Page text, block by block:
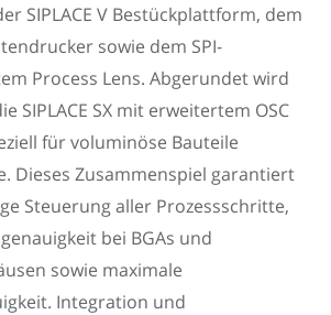
SIPLACE V Bestückplattform, dem
sowie dem SPI-
Process Lens. Abgerundet wird
SIPLACE SX mit erweitertem OSC
für voluminöse Bauteile
Dieses Zusammenspiel garantiert
Steuerung aller Prozessschritte,
bei BGAs und
sowie maximale
Integration und